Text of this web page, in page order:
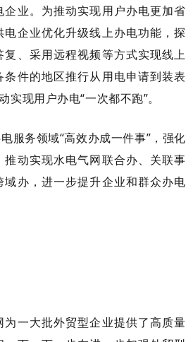
业。为推动实现用户办电更加省
企业优化升级线上办电功能，探
、采用远程视频等方式实现线上
件的地区推行从用电申请到装表
实现用户办电“一次都不跑”。
服务领域“高效办成一件事”，强化
动实现水电气网联合办、关联事
办，进一步提升企业和群众办电
一大批外贸型企业提供了高质量